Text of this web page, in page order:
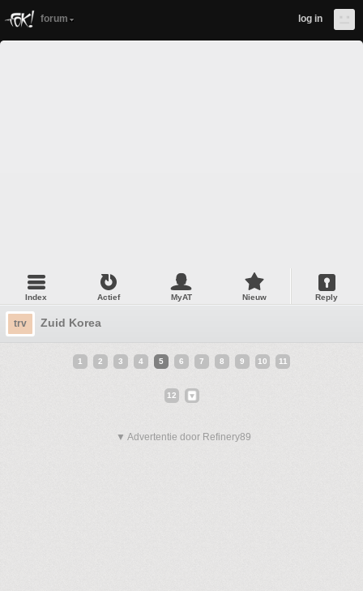
forum log in
Index Actief MyAT Nieuw Reply
trv Zuid Korea
1 2 3 4 5 6 7 8 9 10 11
12
▼ Advertentie door Refinery89